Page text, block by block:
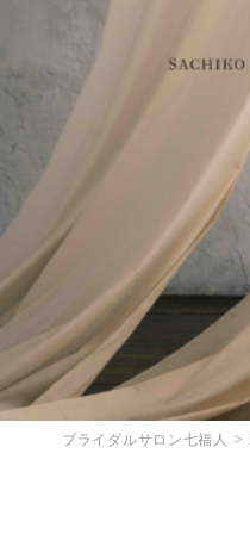
ブライダルサロン七福人 >